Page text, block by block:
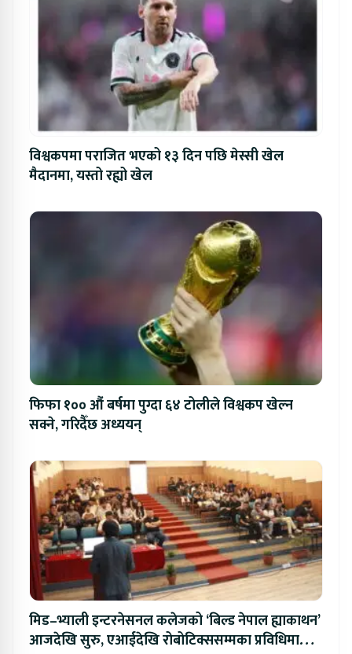
विश्वकपमा पराजित भएको १३ दिन पछि मेस्सी खेल
मैदानमा, यस्तो रह्यो खेल
फिफा १०० औं बर्षमा पुग्दा ६४ टोलीले विश्वकप खेल्न
सक्ने, गरिदैँछ अध्ययन्
मिड–भ्याली इन्टरनेसनल कलेजको ‘बिल्ड नेपाल ह्याकाथन’
आजदेखि सुरु, एआईदेखि रोबोटिक्ससम्मका प्रविधिमा